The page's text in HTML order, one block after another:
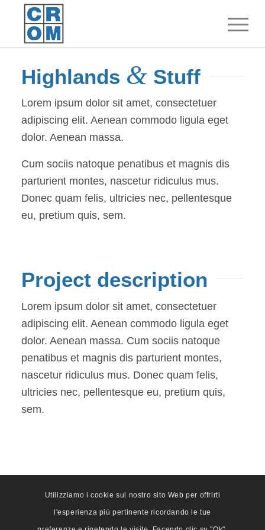
Highlands &Stuff
Lorem ipsum dolor sit amet, consectetuer
adipiscing elit. Aenean commodo ligula eget
dolor. Aenean massa.
Cum sociis natoque penatibus et magnis dis
parturient montes, nascetur ridiculus mus.
Donec quam felis, ultricies nec, pellentesque
eu, pretium quis, sem.
Project description
Lorem ipsum dolor sit amet, consectetuer
adipiscing elit. Aenean commodo ligula eget
dolor. Aenean massa. Cum sociis natoque
penatibus et magnis dis parturient montes,
nascetur ridiculus mus. Donec quam felis,
ultricies nec, pellentesque eu, pretium quis,
sem.
12
Pictures
Utilizziamo i cookie sul nostro sito Web per offrirti
l'esperienza più pertinente ricordando le tue